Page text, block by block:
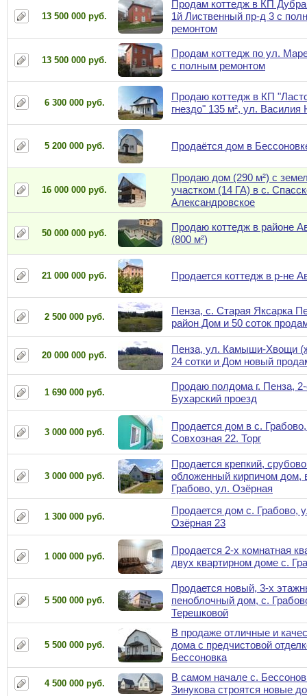
13 500 000 руб.
Продам коттедж в КП
1й Лиственный пр-д 3 с
ремонтом
13 500 000 руб.
Продам коттедж по ул.
с полным ремонтом
6 300 000 руб.
Продаю коттедж в КП
гнездо" 135 м², ул. Василия
5 200 000 руб. Продаётся дом в
16 000 000 руб.
Продаю дом (290 м²) с
участком (14 ГА) в с.
Александровское
50 000 000 руб.
Продаю коттедж в районе
(800 м²)
21 000 000 руб. Продается коттедж в р-не
2 500 000 руб.
Пенза, с. Старая Яксарка
район Дом и 50 соток
20 000 000 руб.
Пенза, ул. Камыши-Хвощи
24 сотки и Дом новый
1 690 000 руб.
Продаю полдома г. Пенза,
Бухарский проезд
3 000 000 руб.
Продается дом в с.
Совхозная 22. Торг
3 000 000 руб.
Продается крепкий,
обложенный кирпичом дом,
Грабово, ул. Озёрная
1 300 000 руб.
Продается дом с. Грабово,
Озёрная 23
1 000 000 руб.
Продается 2-х комнатная
двух квартирном доме с.
5 500 000 руб.
Продается новый, 3-х
пеноблочный дом, с.
Терешковой
5 500 000 руб.
В продаже отличные и
дома с предчистовой
Бессоновка
4 500 000 руб.
В самом начале с.
Зинукова строятся новые